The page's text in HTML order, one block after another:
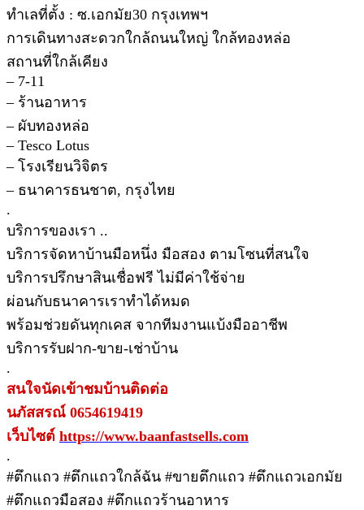
ทำเลที่ตั้ง : ซ.เอกมัย30 กรุงเทพฯ
การเดินทางสะดวกใกล้ถนนใหญ่ ใกล้ทองหล่อ
สถานที่ใกล้เคียง
– 7-11
– ร้านอาหาร
– ผับทองหล่อ
– Tesco Lotus
– โรงเรียนวิจิตร
– ธนาคารธนชาต, กรุงไทย
.
บริการของเรา ..
บริการจัดหาบ้านมือหนึ่ง มือสอง ตามโซนที่สนใจ
บริการปรึกษาสินเชื่อฟรี ไม่มีค่าใช้จ่าย
ผ่อนกับธนาคารเราทำได้หมด
พร้อมช่วยดันทุกเคส จากทีมงานแบ้งมืออาชีพ
บริการรับฝาก-ขาย-เช่าบ้าน
.
สนใจนัดเข้าชมบ้านติดต่อ
นภัสสรณ์ 0654619419
เว็บไซต์ https://www.baanfastsells.com
.
#ตึกแถว #ตึกแถวใกล้ฉัน #ขายตึกแถว #ตึกแถวเอกมัย
#ตึกแถวมือสอง #ตึกแถวร้านอาหาร